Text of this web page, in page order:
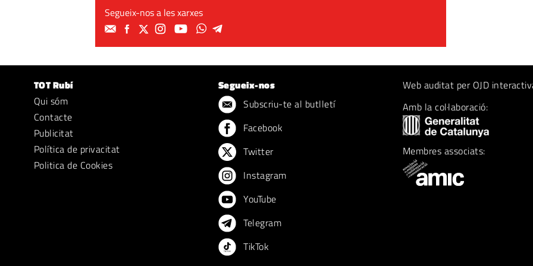
Segueix-nos a les xarxes
TOT Rubí
Qui sóm
Contacte
Publicitat
Política de privacitat
Politica de Cookies
Segueix-nos
Subscriu-te al butlletí
Facebook
Twitter
Instagram
YouTube
Telegram
TikTok
Web auditat per OJD
Amb la col·laboració:
Membres associats: